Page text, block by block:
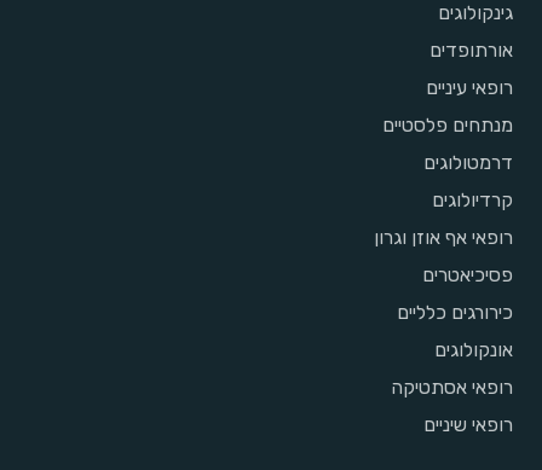
גינקולוגים
אורתופדים
רופאי עיניים
מנתחים פלסטיים
דרמטולוגים
קרדיולוגים
רופאי אף אוזן וגרון
פסיכיאטרים
כירורגים כלליים
אונקולוגים
רופאי אסתטיקה
רופאי שיניים